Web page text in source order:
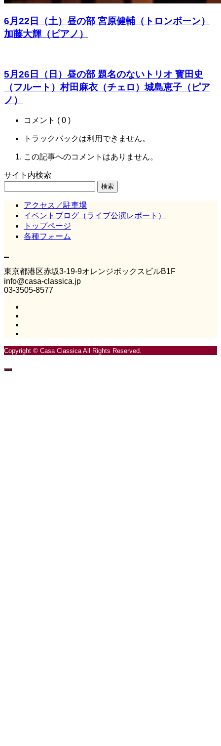
6月22日（土）昼の部 宮原健輔（トロンボーン）
加藤大輝（ピアノ）
5月26日（日）昼の部 題名のないトリオ 寳田史
（フルート）村田麻衣（チェロ）城島恵子（ピア
ノ）
コメント ( 0 )
トラックバックは利用できません。
この記事へのコメントはありません。
サイト内検索
アクセス／駐車場
イベントブログ（ライブ公演レポート）
トップページ
各種フォーム
東京都港区赤坂3‐19‐9オレンジボックスビルB1F
info@casa-classica.jp
03-3505-8577
Copyright © Casa Classica All Rights Reserved.